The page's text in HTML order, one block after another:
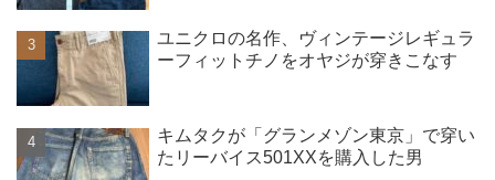
ユニクロの名作、ヴィンテージレギュラ
ーフィットチノをオヤジが穿きこなす
キムタクが「グランメゾン東京」で穿い
たリーバイス501XXを購入した男